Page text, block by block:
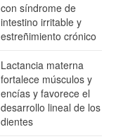
con síndrome de
intestino irritable y
estreñimiento crónico
Lactancia materna
fortalece músculos y
encías y favorece el
desarrollo lineal de los
dientes